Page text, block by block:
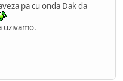
pa cu onda Dak da
uzivamo.